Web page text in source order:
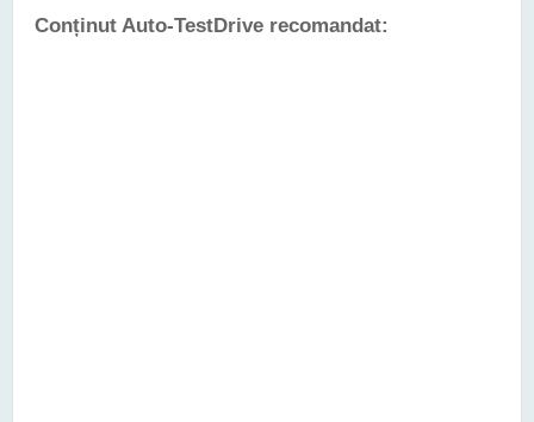
Conținut Auto-TestDrive recomandat: